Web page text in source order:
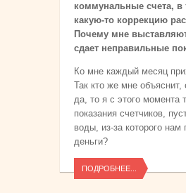
коммунальные счета,
какую-то коррекцию
Почему мне выставляют
сдает неправильные
Ко мне каждый месяц
Так кто же мне
да, то я с этого момента
показания счетчиков,
воды, из-за которого нам
деньги?
ПОДРОБНЕЕ...